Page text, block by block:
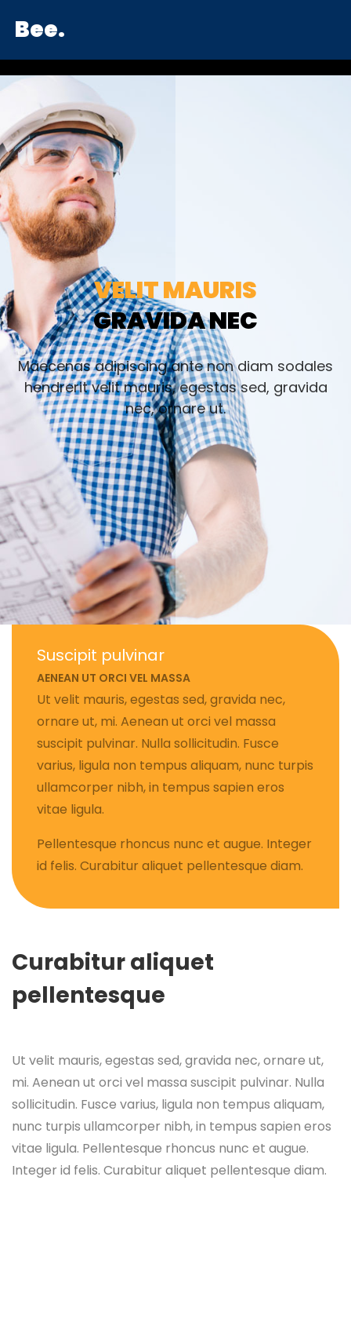
Bee.
VELIT MAURIS
GRAVIDA NEC
Maecenas adipiscing ante non diam sodales
hendrerit velit mauris, egestas sed, gravida
nec, ornare ut.
Suscipit pulvinar
AENEAN UT ORCI VEL MASSA
Ut velit mauris, egestas sed, gravida nec,
ornare ut, mi. Aenean ut orci vel massa
suscipit pulvinar. Nulla sollicitudin. Fusce
varius, ligula non tempus aliquam, nunc turpis
ullamcorper nibh, in tempus sapien eros
vitae ligula.
Pellentesque rhoncus nunc et augue. Integer
id felis. Curabitur aliquet pellentesque diam.
Curabitur aliquet
pellentesque
Ut velit mauris, egestas sed, gravida nec, ornare ut,
mi. Aenean ut orci vel massa suscipit pulvinar. Nulla
sollicitudin. Fusce varius, ligula non tempus aliquam,
nunc turpis ullamcorper nibh, in tempus sapien eros
vitae ligula. Pellentesque rhoncus nunc et augue.
Integer id felis. Curabitur aliquet pellentesque diam.